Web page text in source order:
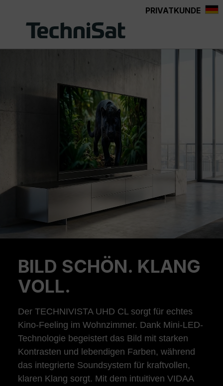
PRIVATKUNDE
BILD SCHÖN. KLANG
VOLL.
Der TECHNIVISTA UHD CL sorgt für echtes
Kino-Feeling im Wohnzimmer. Dank Mini-LED-
Technologie begeistert das Bild mit starken
Kontrasten und lebendigen Farben, während
das integrierte Soundsystem für kraftvollen,
klaren Klang sorgt. Mit dem intuitiven VIDAA
Previous